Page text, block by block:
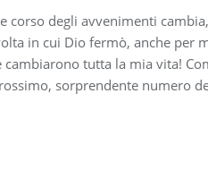
corso degli avvenimenti
in cui Dio fermò, anche per
tutta la mia vita!
sorprendente numero